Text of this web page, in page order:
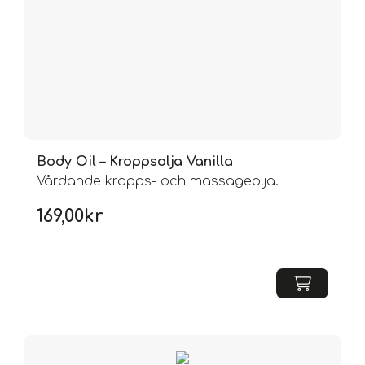
Body Oil – Kroppsolja Vanilla
Vårdande kropps- och massageolja.
169,00kr